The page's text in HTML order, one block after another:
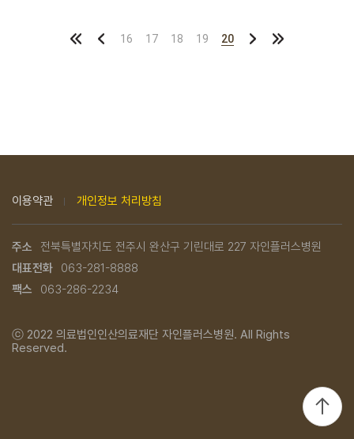
16 17 18 19 20
이용약관 개인정보 처리방침
주소
전북특별자치도 전주시 완산구 기린대로 227 자인플러스병원
대표전화
063-281-8888
팩스
063-286-2234
ⓒ 2022 의료법인인산의료재단 자인플러스병원. All Rights
Reserved.